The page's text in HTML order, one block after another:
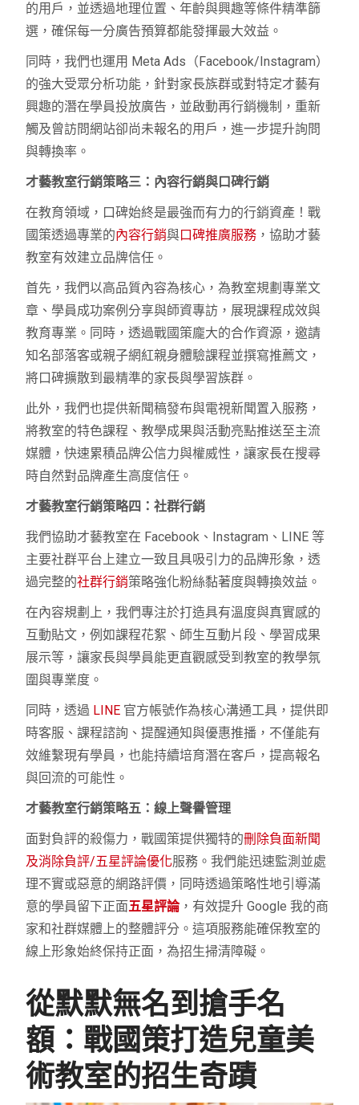
的用戶，並透過地理位置、年齡與興趣等條件精準篩
選，確保每一分廣告預算都能發揮最大效益。
同時，我們也運用 Meta Ads（Facebook/Instagram）
的強大受眾分析功能，針對家長族群或對特定才藝有
興趣的潛在學員投放廣告，並啟動再行銷機制，重新
觸及曾訪問網站卻尚未報名的用戶，進一步提升詢問
與轉換率。
才藝教室行銷策略三：內容行銷與口碑行銷
在教育領域，口碑始終是最強而有力的行銷資產！戰
國策透過專業的內容行銷與口碑推廣服務 ，協助才藝
教室有效建立品牌信任。
首先，我們以高品質內容為核心，為教室規劃專業文
章、學員成功案例分享與師資專訪，展現課程成效與
教育專業。同時，透過戰國策龐大的合作資源，邀請
知名部落客或親子網紅親身體驗課程並撰寫推薦文，
將口碑擴散到最精準的家長與學習族群。
此外，我們也提供新聞稿發布與電視新聞置入服務，
將教室的特色課程、教學成果與活動亮點推送至主流
媒體，快速累積品牌公信力與權威性，讓家長在搜尋
時自然對品牌產生高度信任。
才藝教室行銷策略四：社群行銷
我們協助才藝教室在 Facebook、Instagram、LINE 等
主要社群平台上建立一致且具吸引力的品牌形象，透
過完整的社群行銷策略強化粉絲黏著度與轉換效益。
在內容規劃上，我們專注於打造具有溫度與真實感的
互動貼文，例如課程花絮、師生互動片段、學習成果
展示等，讓家長與學員能更直觀感受到教室的教學氛
圍與專業度。
同時，透過 LINE 官方帳號作為核心溝通工具，提供即
時客服、課程諮詢、提醒通知與優惠推播，不僅能有
效維繫現有學員，也能持續培育潛在客戶，提高報名
與回流的可能性。
才藝教室行銷策略五：線上聲譽管理
面對負評的殺傷力，戰國策提供獨特的刪除負面新聞
及消除負評/五星評論優化服務。我們能迅速監測並處
理不實或惡意的網路評價，同時透過策略性地引導滿
意的學員留下正面五星評論，有效提升 Google 我的商
家和社群媒體上的整體評分。這項服務能確保教室的
線上形象始終保持正面，為招生掃清障礙。
從默默無名到搶手名
額：戰國策打造兒童美
術教室的招生奇蹟